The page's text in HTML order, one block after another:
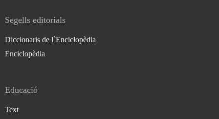
Segells editorials
Diccionaris de l`Enciclopèdia
Enciclopèdia
Educació
Text